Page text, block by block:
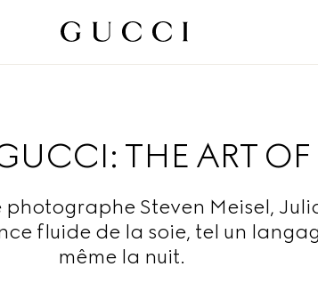
THE ART OF
Steven Meisel,
fluide de la soie, tel un
même la nuit.